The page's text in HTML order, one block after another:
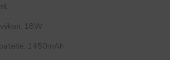
18W
1450mAh